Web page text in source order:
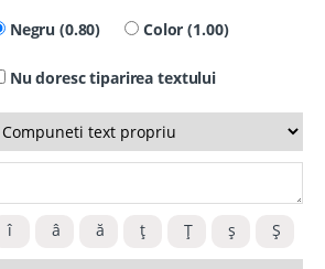
Negru (0.80) Color (1.00)
Nu doresc tiparirea textului